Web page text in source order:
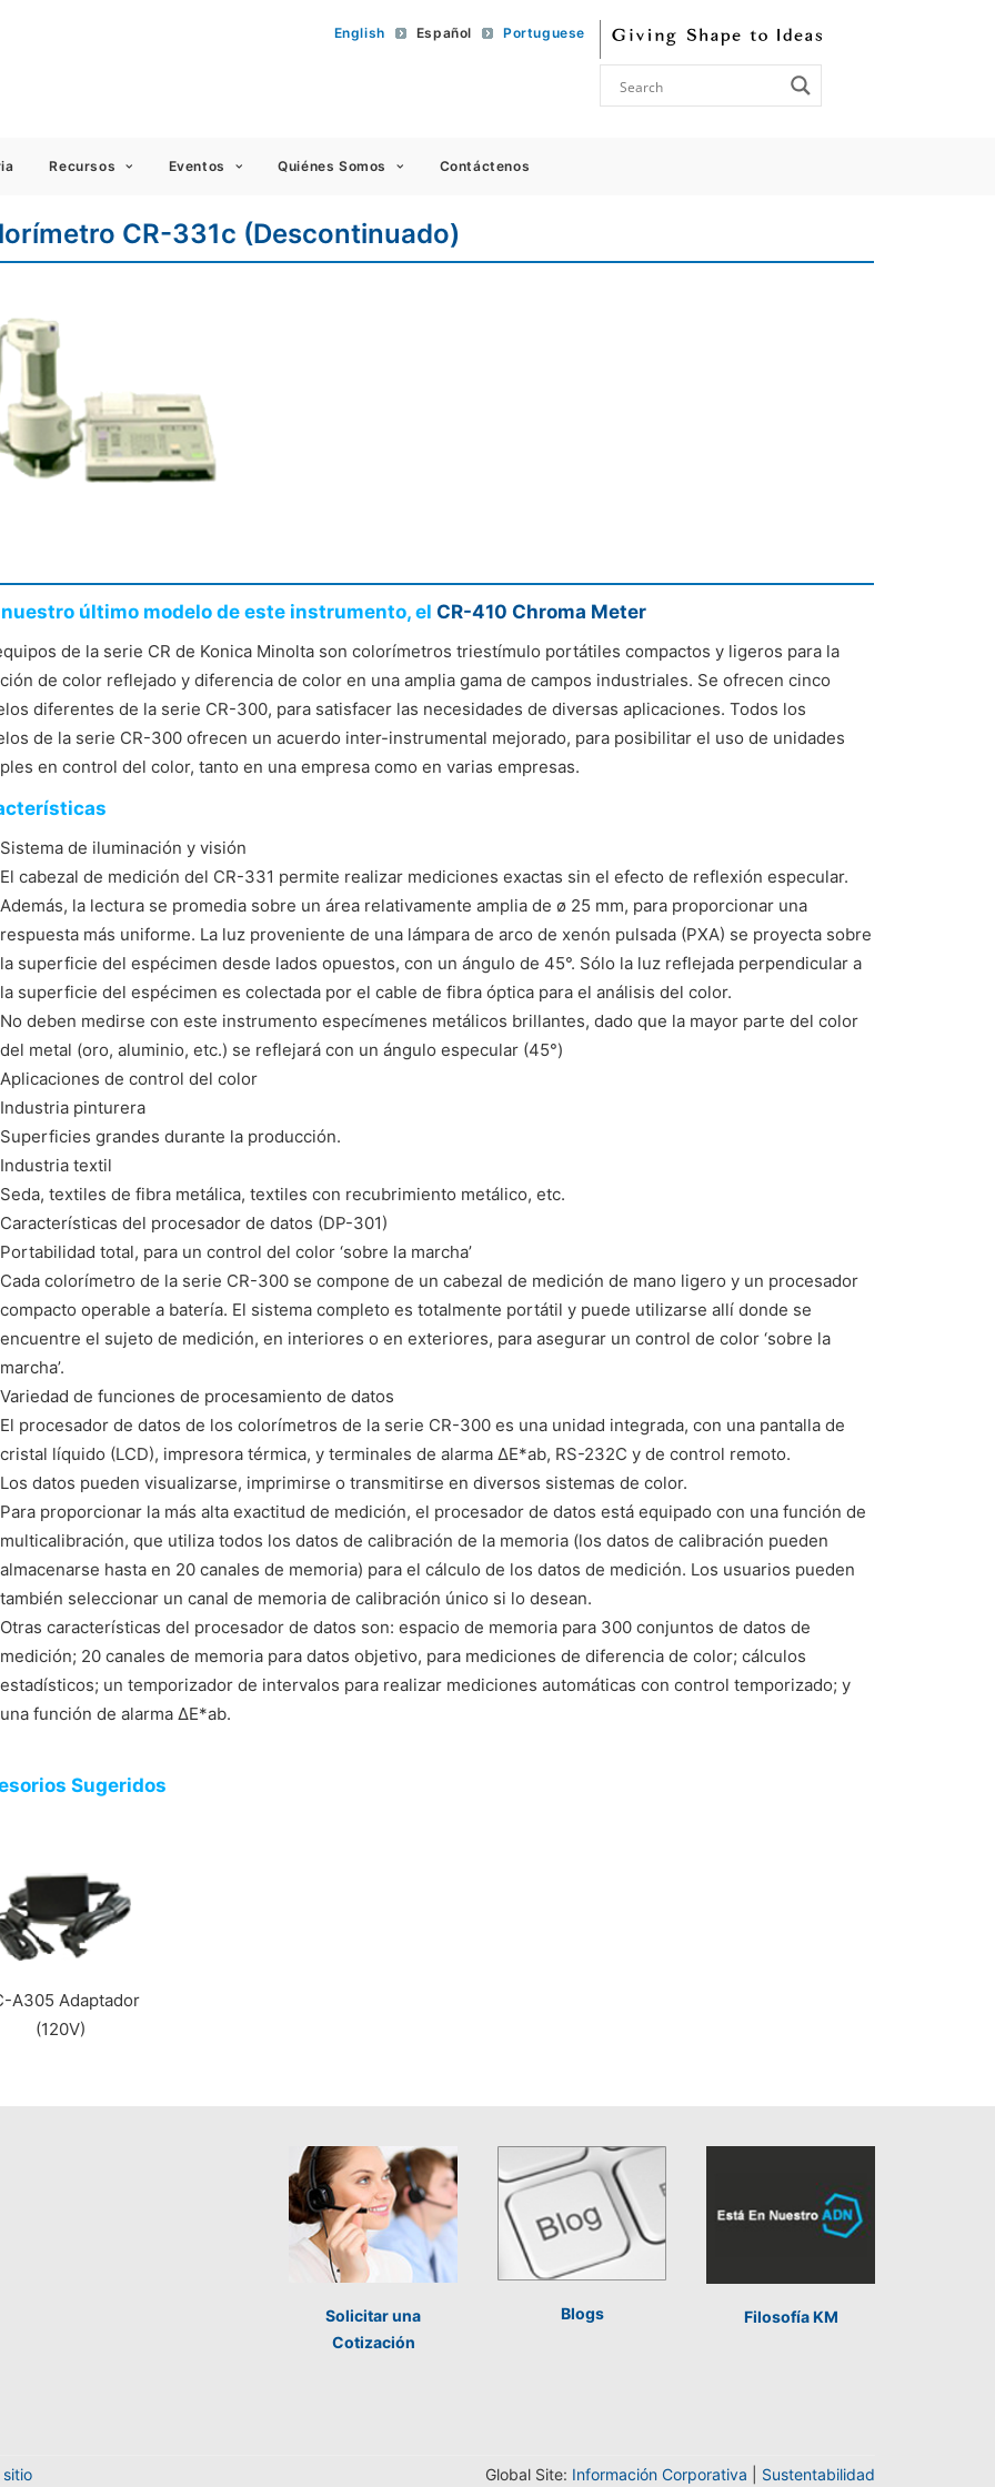
English Español Portuguese
Recursos Eventos Quiénes Somos Contáctenos
CR-331c (Descontinuado)
nuestro último modelo de este instrumento, el CR-410 Chroma Meter
de la serie CR de Konica Minolta son colorímetros triestímulo portátiles compactos y ligeros para la
de color reflejado y diferencia de color en una amplia gama de campos industriales. Se ofrecen cinco
diferentes de la serie CR-300, para satisfacer las necesidades de diversas aplicaciones. Todos los
de la serie CR-300 ofrecen un acuerdo inter-instrumental mejorado, para posibilitar el uso de unidades
en control del color, tanto en una empresa como en varias empresas.
Sistema de iluminación y visión
El cabezal de medición del CR-331 permite realizar mediciones exactas sin el efecto de reflexión especular.
Además, la lectura se promedia sobre un área relativamente amplia de ø 25 mm, para proporcionar una
respuesta más uniforme. La luz proveniente de una lámpara de arco de xenón pulsada (PXA) se proyecta sobre
la superficie del espécimen desde lados opuestos, con un ángulo de 45°. Sólo la luz reflejada perpendicular a
la superficie del espécimen es colectada por el cable de fibra óptica para el análisis del color.
No deben medirse con este instrumento especímenes metálicos brillantes, dado que la mayor parte del color
del metal (oro, aluminio, etc.) se reflejará con un ángulo especular (45°)
Aplicaciones de control del color
Industria pinturera
Superficies grandes durante la producción.
Industria textil
Seda, textiles de fibra metálica, textiles con recubrimiento metálico, etc.
Características del procesador de datos (DP-301)
Portabilidad total, para un control del color ‘sobre la marcha’
Cada colorímetro de la serie CR-300 se compone de un cabezal de medición de mano ligero y un procesador
compacto operable a batería. El sistema completo es totalmente portátil y puede utilizarse allí donde se
encuentre el sujeto de medición, en interiores o en exteriores, para asegurar un control de color ‘sobre la
marcha’.
Variedad de funciones de procesamiento de datos
El procesador de datos de los colorímetros de la serie CR-300 es una unidad integrada, con una pantalla de
cristal líquido (LCD), impresora térmica, y terminales de alarma ΔE*ab, RS-232C y de control remoto.
Los datos pueden visualizarse, imprimirse o transmitirse en diversos sistemas de color.
Para proporcionar la más alta exactitud de medición, el procesador de datos está equipado con una función de
multicalibración, que utiliza todos los datos de calibración de la memoria (los datos de calibración pueden
almacenarse hasta en 20 canales de memoria) para el cálculo de los datos de medición. Los usuarios pueden
también seleccionar un canal de memoria de calibración único si lo desean.
Otras características del procesador de datos son: espacio de memoria para 300 conjuntos de datos de
medición; 20 canales de memoria para datos objetivo, para mediciones de diferencia de color; cálculos
estadísticos; un temporizador de intervalos para realizar mediciones automáticas con control temporizado; y
una función de alarma ΔE*ab.
Sugeridos
A305 Adaptador
(120V)
Solicitar una
Cotización
Blogs Filosofía KM
Global Site: Información Corporativa Sustentabilidad